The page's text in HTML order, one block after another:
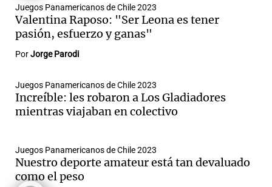
Juegos Panamericanos de Chile 2023
Valentina Raposo: "Ser Leona es tener
pasión, esfuerzo y ganas"
PorJorge Parodi
Juegos Panamericanos de Chile 2023
Increíble: les robaron a Los Gladiadores
mientras viajaban en colectivo
Juegos Panamericanos de Chile 2023
Nuestro deporte amateur está tan devaluado
como el peso